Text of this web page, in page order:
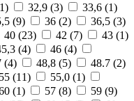
1) 32,9 (3) 33,6 (1)
(9) 36 (2) 36,5 (3)
40 (23) 42 (7) 43 (1)
(4) 46 (4)
(4) 48,8 (5) 48.7 (2)
55 (11) 55,0 (1)
(1) 57 (8) 59 (9)